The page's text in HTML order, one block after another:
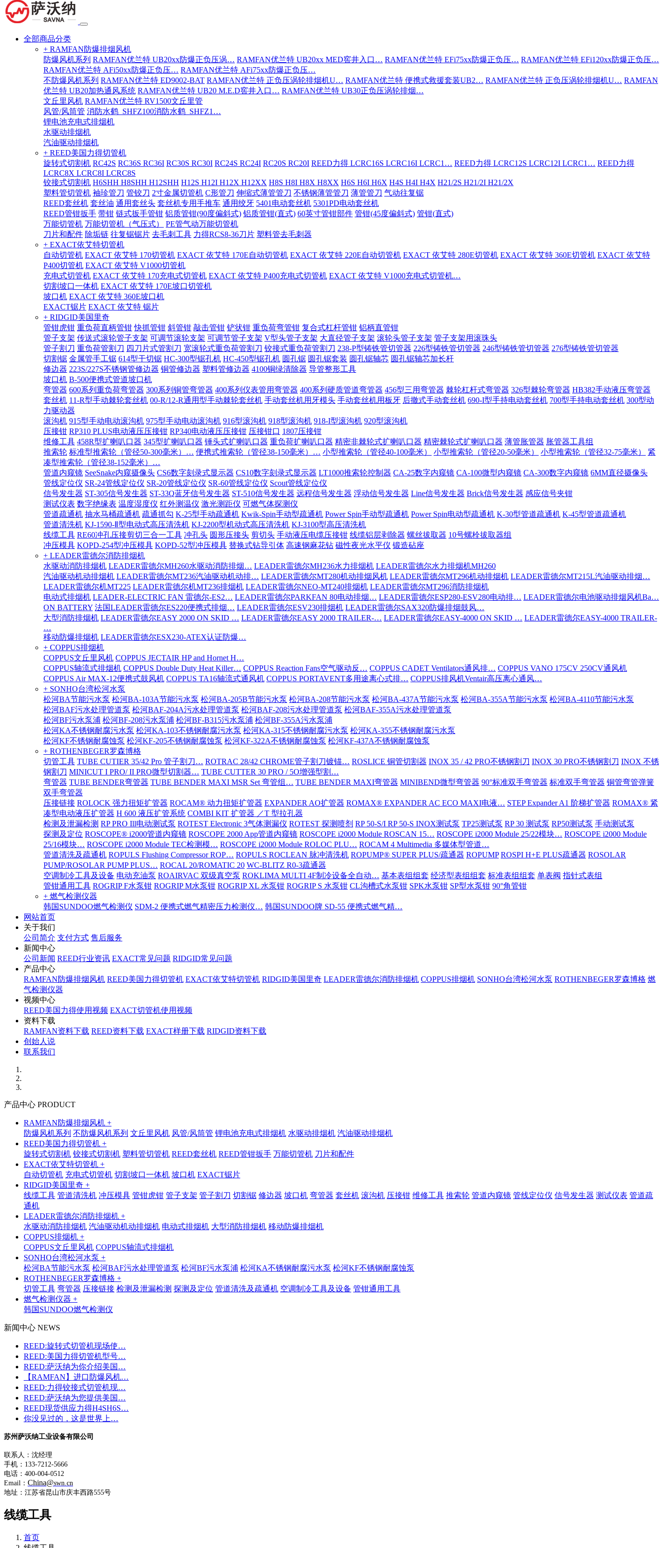
全部商品分类
+ RAMFAN防爆排烟风机
防爆风机系列 RAMFAN优兰特 UB20xx防爆正负压涡… RAMFAN优兰特 UB20xx MED窖井入口… RAMFAN优兰特 EFi75xx防爆正负压… RAMFAN优兰特 EFi120xx防爆正负压…
RAMFAN优兰特 AFi50xx防爆正负压… RAMFAN优兰特 AFi75xx防爆正负压…
不防爆风机系列 RAMFAN优兰特 ED9002-BAT RAMFAN优兰特 正负压涡轮排烟机U… RAMFAN优兰特 便携式救援套装UB2… RAMFAN优兰特 正负压涡轮排烟机U… RAMFAN
优兰特 UB20加热通风系统 RAMFAN优兰特 UB20 M.E.D窖井入口… RAMFAN优兰特 UB30正负压涡轮排烟…
文丘里风机 RAMFAN优兰特 RV1500文丘里管
风管/风筒管 消防水鹤_SHFZ100消防水鹤_SHFZ1…
锂电池充电式排烟机
水驱动排烟机
汽油驱动排烟机
+ REED美国力得切管机
旋转式切割机 RC42S RC36S RC36I RC30S RC30I RC24S RC24I RC20S RC20I REED力得 LCRC16S LCRC16I LCRC1… REED力得 LCRC12S LCRC12I LCRC1… REED力得
LCRC8X LCRC8I LCRC8S
铰接式切割机 H6SHH H8SHH H12SHH H12S H12I H12X H12XX H8S H8I H8X H8XX H6S H6I H6X H4S H4I H4X H21/2S H21/2I H21/2X
塑料管切管机 袖珍管刀 管铰刀 2寸金属切管机 C形管刀 伸缩式薄管管刀 不锈钢薄管管刀 薄管管刀 气动往复锯
REED套丝机 套丝油 通用套丝头 套丝机专用手推车 通用绞牙 5401电动套丝机 5301PD电动套丝机
REED管钳扳手 带钳 链式扳手管钳 铝质管钳(90度偏斜式) 铝质管钳(直式) 60英寸管钳部件 管钳(45度偏斜式) 管钳(直式)
万能切管机 万能切管机（气压式）
PE管气动万能切管机
刀片和配件 除垢链 往复锯锯片 去毛刺工具 力得RCS8-36刀片 塑料管去毛刺器
+ EXACT依艾特切管机
自动切管机 EXACT 依艾特 170切管机 EXACT 依艾特 170E自动切管机 EXACT 依艾特 220E自动切管机 EXACT 依艾特 280E切管机 EXACT 依艾特 360E切管机 EXACT 依艾特
P400切管机 EXACT 依艾特 V1000切管机
充电式切管机 EXACT 依艾特 170充电式切管机 EXACT 依艾特 P400充电式切管机 EXACT 依艾特 V1000充电式切管机…
切割坡口一体机 EXACT 依艾特 170E坡口切管机
坡口机 EXACT 依艾特 360E坡口机
EXACT锯片 EXACT 依艾特 锯片
+ RIDGID美国里奇
管钳虎钳 重负荷直柄管钳 快抓管钳 斜管钳 敲击管钳 铲状钳 重负荷弯管钳 复合式杠杆管钳 铝柄直管钳
管子支架 传送式滚轮管子支架 可调节滚轮支架 可调节管子支架 V型头管子支架 大直径管子支架 滚轮头管子支架 管子支架用滚珠头
管子割刀 重负荷管割刀 四刀片式管割刀 宽滚轮式重负荷管割刀 铰接式重负荷管割刀 238-P型铸铁管切管器 226型铸铁管切管器 246型铸铁管切管器 276型铸铁管切管器
切割锯 金属管手工锯 614型干切锯 HC-300型锯孔机 HC-450型锯孔机 圆孔锯 圆孔锯套装 圆孔锯轴芯 圆孔锯轴芯加长杆
修边器 223S/227S不锈钢管修边器 铜管修边器 塑料管修边器 4100铜绿清除器 导管整形工具
坡口机 B-500便携式管道坡口机
弯管器 600系列重负荷弯管器 300系列铜管弯管器 400系列仪表管用弯管器 400系列硬质管道弯管器 456型三用弯管器 棘轮杠杆式弯管器 326型棘轮弯管器 HB382手动液压弯管器
套丝机 11-R型手动棘轮套丝机 00-R/12-R通用型手动棘轮套丝机 手动套丝机用牙模头 手动套丝机用板牙 后撤式手动套丝机 690-I型手持电动套丝机 700型手持电动套丝机 300型动
力驱动器
滚沟机 915型手动电动滚沟机 975型手动电动滚沟机 916型滚沟机 918型滚沟机 918-I型滚沟机 920型滚沟机
压接钳 RP310 PLUS电动液压压接钳 RP340电动液压压接钳 压接钳口 1807压接钳
维修工具 458R型扩喇叭口器 345型扩喇叭口器 锤头式扩喇叭口器 重负荷扩喇叭口器 精密非棘轮式扩喇叭口器 精密棘轮式扩喇叭口器 薄管胀管器 胀管器工具组
推索轮 标准型推索轮（管径50-300毫米）… 便携式推索轮（管径38-150毫米）… 小型推索轮（管径40-100毫米） 小型推索轮（管径20-50毫米） 小型推索轮（管径32-75毫米）
紧
凑型推索轮（管径38-152毫米）…
管道内窥镜 SeeSnake内窥摄像头 CS6数字刻录式显示器 CS10数字刻录式显示器 LT1000推索轮控制器 CA-25数字内窥镜 CA-100微型内窥镜 CA-300数字内窥镜 6MM直径摄像头
管线定位仪 SR-24管线定位仪 SR-20管线定位仪 SR-60管线定位仪 Scout管线定位仪
信号发生器 ST-305信号发生器 ST-33Q蓝牙信号发生器 ST-510信号发生器 远程信号发生器 浮动信号发生器 Line信号发生器 Brick信号发生器 感应信号夹钳
测试仪表 数字绝缘表 温度湿度仪 红外测温仪 激光测距仪 可燃气体探测仪
管道疏通机 抽水马桶疏通机 疏通抓勾 K-25型手动疏通机 Kwik-Spin手动型疏通机 Power Spin手动型疏通机 Power Spin电动型疏通机 K-30型管道疏通机 K-45型管道疏通机
管道清洗机 KJ-1590-Ⅱ型电动式高压清洗机 KJ-2200型机动式高压清洗机 KJ-3100型高压清洗机
线缆工具 RE60冲孔压接剪切三合一工具 冲孔头 圆形压接头 剪切头 手动液压电缆压接钳 线缆铝层剥除器 螺丝拔取器 10号螺栓拔取器组
冲压模具 KOPD-254型冲压模具 KOPD-52型冲压模具 替换式钻导引体 高速钢麻花钻 磁性夜光水平仪 锻造砧座
+ LEADER雷德尔消防排烟机
水驱动消防排烟机 LEADER雷德尔MH260水驱动消防排烟… LEADER雷德尔MH236水力排烟机 LEADER雷德尔水力排烟机MH260
汽油驱动机动排烟机 LEADER雷德尔MT236汽油驱动机动排… LEADER雷德尔MT280机动排烟风机 LEADER雷德尔MT296机动排烟机 LEADER雷德尔MT215L汽油驱动排烟…
LEADER雷德尔机MT225 LEADER雷德尔机MT236排烟机 LEADER雷德尔NEO-MT240排烟机 LEADER雷德尔MT296消防排烟机
电动式排烟机 LEADER-ELECTRIC FAN 雷德尔-ES2… LEADER雷德尔PARKFAN 80电动排烟… LEADER雷德尔ESP280-ESV280电动排… LEADER雷德尔电池驱动排烟风机Ba…
ON BATTERY 法国LEADER雷德尔ES220便携式排烟… LEADER雷德尔ESV230排烟机 LEADER雷德尔SAX320防爆排烟鼓风…
大型消防排烟机 LEADER雷德尔EASY 2000 ON SKID … LEADER雷德尔EASY 2000 TRAILER-… LEADER雷德尔EASY-4000 ON SKID … LEADER雷德尔EASY-4000 TRAILER-
…
移动防爆排烟机 LEADER雷德尔ESX230-ATEX认证防爆…
+ COPPUS排烟机
COPPUS文丘里风机 COPPUS JECTAIR HP and Hornet H…
COPPUS轴流式排烟机 COPPUS Double Duty Heat Killer… COPPUS Reaction Fans空气驱动反… COPPUS CADET Ventilators通风排… COPPUS VANO 175CV 250CV通风机
COPPUS Air MAX-12便携式鼓风机 COPPUS TA16轴流式通风机 COPPUS PORTAVENT多用途离心式排… COPPUS排风机Ventair高压离心通风…
+ SONHO台湾松河水泵
松河BA节能污水泵 松河BA-103A节能污水泵 松河BA-205B节能污水泵 松河BA-208节能污水泵 松河BA-437A节能污水泵 松河BA-355A节能污水泵 松河BA-4110节能污水泵
松河BAF污水处理管道泵 松河BAF-204A污水处理管道泵 松河BAF-208污水处理管道泵 松河BAF-355A污水处理管道泵
松河BF污水泵浦 松河BF-208污水泵浦 松河BF-B315污水泵浦 松河BF-355A污水泵浦
松河KA不锈钢耐腐污水泵 松河KA-103不锈钢耐腐污水泵 松河KA-315不锈钢耐腐污水泵 松河KA-355不锈钢耐腐污水泵
松河KF不锈钢耐腐蚀泵 松河KF-205不锈钢耐腐蚀泵 松河KF-322A不锈钢耐腐蚀泵 松河KF-437A不锈钢耐腐蚀泵
+ ROTHENBEGER罗森博格
切管工具 TUBE CUTIER 35/42 Pro 管子割刀… ROTRAC 28/42 CHROME管子割刀镀锚… ROSLICE 铜管切割器 INOX 35 / 42 PRO不锈钢割刀 INOX 30 PRO不锈钢割刀 INOX 不锈
钢割刀 MINICUT I PRO/ II PRO微型切割器… TUBE CUTTER 30 PRO / 5O增强型割…
弯管器 TUBE BENDER弯管器 TUBE BENDER MAXI MSR Set 弯管组… TUBE BENDER MAXI弯管器 MINIBEND微型弯管器 90°标准双手弯管器 标准双手弯管器 铜管弯管弹簧
双手弯管器
压接链接 ROLOCK 强力扭矩扩管器 ROCAM® 动力扭矩扩管器 EXPANDER AO扩管器 ROMAX® EXPANDER AC ECO MAXI电液… STEP Expander A1 阶梯扩管器 ROMAX® 紧
凑型电动液压扩管器 H 600 液压扩管系统 COMBI KIT 扩管器 ／T 型拉孔器
检测及泄漏检测 RP PRO Ill电动测试泵 ROTEST Electronic 3气体测漏仪 ROTEST 探测喷剂 RP 50-S/I RP 50-S INOX测试泵 TP25测试泵 RP 30 测试泵 RP50测试泵 手动测试泵
探测及定位 ROSCOPE® i2000管道内窥镜 ROSCOPE 2000 App管道内窥镜 ROSCOPE i2000 Module ROSCAN 15… ROSCOPE i2000 Module 25/22模块… ROSCOPE i2000 Module
25/16模块… ROSCOPE i2000 Module TEC检测模… ROSCOPE i2000 Module ROLOC PLU… ROCAM 4 Multimedia 多媒体型管道…
管道清洗及疏通机 ROPULS Flushing Compressor ROP… ROPULS ROCLEAN 脉冲清洗机 ROPUMP® SUPER PLUS/疏通器 ROPUMP ROSPI H+E PLUS疏通器 ROSOLAR
PUMP/ROSOLAR PUMP PLUS… ROCAL 20/ROMATIC 20 WC-BLITZ R0-3疏通器
空调制冷工具及设备 电动充油泵 ROAIRVAC 双级真空泵 ROKLIMA MULTI 4F制冷设备全自动… 基本表组组套 经济型表组组套 标准表组组套 单表阀 指针式表组
管钳通用工具 ROGRIP F水泵钳 ROGRIP M水泵钳 ROGRIP XL 水泵钳 ROGRIP S 水泵钳 CL沟槽式水泵钳 SPK水泵钳 SP型水泵钳 90°角管钳
+ 燃气检测仪器
韩国SUNDOO燃气检测仪 SDM-2 便携式燃气精密压力检测仪… 韩国SUNDOO牌 SD-55 便携式燃气精…
网站首页
关于我们
公司简介 支付方式 售后服务
新闻中心
公司新闻 REED行业资讯 EXACT常见问题 RIDGID常见问题
产品中心
RAMFAN防爆排烟风机 REED美国力得切管机 EXACT依艾特切管机 RIDGID美国里奇 LEADER雷德尔消防排烟机 COPPUS排烟机 SONHO台湾松河水泵 ROTHENBEGER罗森博格 燃
气检测仪器
视频中心
REED美国力得使用视频 EXACT切管机使用视频
资料下载
RAMFAN资料下载 REED资料下载 EXACT样册下载 RIDGID资料下载
创始人说
联系我们
产品中心 PRODUCT
RAMFAN防爆排烟风机 +
防爆风机系列 不防爆风机系列 文丘里风机 风管/风筒管 锂电池充电式排烟机 水驱动排烟机 汽油驱动排烟机
REED美国力得切管机 +
旋转式切割机 铰接式切割机 塑料管切管机 REED套丝机 REED管钳扳手 万能切管机 刀片和配件
EXACT依艾特切管机 +
自动切管机 充电式切管机 切割坡口一体机 坡口机 EXACT锯片
RIDGID美国里奇 +
线缆工具 管道清洗机 冲压模具 管钳虎钳 管子支架 管子割刀 切割锯 修边器 坡口机 弯管器 套丝机 滚沟机 压接钳 维修工具 推索轮 管道内窥镜 管线定位仪 信号发生器 测试仪表 管道疏
通机
LEADER雷德尔消防排烟机 +
水驱动消防排烟机 汽油驱动机动排烟机 电动式排烟机 大型消防排烟机 移动防爆排烟机
COPPUS排烟机 +
COPPUS文丘里风机 COPPUS轴流式排烟机
SONHO台湾松河水泵 +
松河BA节能污水泵 松河BAF污水处理管道泵 松河BF污水泵浦 松河KA不锈钢耐腐污水泵 松河KF不锈钢耐腐蚀泵
ROTHENBEGER罗森博格 +
切管工具 弯管器 压接链接 检测及泄漏检测 探测及定位 管道清洗及疏通机 空调制冷工具及设备 管钳通用工具
燃气检测仪器 +
韩国SUNDOO燃气检测仪
新闻中心 NEWS
REED:旋转式切管机现场使…
REED:美国力得切管机型号…
REED:萨沃纳为你介绍美国…
【RAMFAN】进口防爆风机…
REED:力得铰接式切管机现…
REED:萨沃纳为您提供美国…
REED现货供应力得H4SH6S…
你没见过的，这是世界上…
苏州萨沃纳工业设备有限公司
联系人：沈经理
手机：133-7212-5666
电话：400-004-0512
Email： China@swn.cn
地址：江苏省昆山市庆丰西路555号
线缆工具
首页